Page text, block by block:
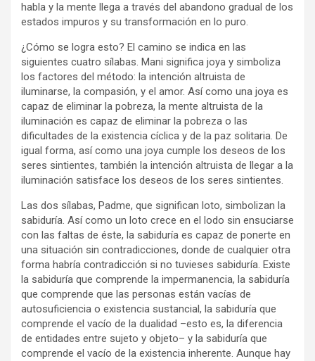
habla y la mente llega a través del abandono gradual de los
estados impuros y su transformación en lo puro.
¿Cómo se logra esto? El camino se indica en las
siguientes cuatro sílabas. Mani significa joya y simboliza
los factores del método: la intención altruista de
iluminarse, la compasión, y el amor. Así como una joya es
capaz de eliminar la pobreza, la mente altruista de la
iluminación es capaz de eliminar la pobreza o las
dificultades de la existencia cíclica y de la paz solitaria. De
igual forma, así como una joya cumple los deseos de los
seres sintientes, también la intención altruista de llegar a la
iluminación satisface los deseos de los seres sintientes.
Las dos sílabas, Padme, que significan loto, simbolizan la
sabiduría. Así como un loto crece en el lodo sin ensuciarse
con las faltas de éste, la sabiduría es capaz de ponerte en
una situación sin contradicciones, donde de cualquier otra
forma habría contradicción si no tuvieses sabiduría. Existe
la sabiduría que comprende la impermanencia, la sabiduría
que comprende que las personas están vacías de
autosuficiencia o existencia sustancial, la sabiduría que
comprende el vacío de la dualidad –esto es, la diferencia
de entidades entre sujeto y objeto– y la sabiduría que
comprende el vacío de la existencia inherente. Aunque hay